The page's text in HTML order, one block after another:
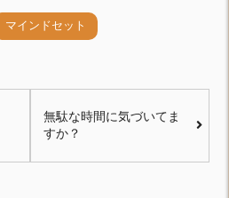
マインドセット
無駄な時間に気づいてま
すか？